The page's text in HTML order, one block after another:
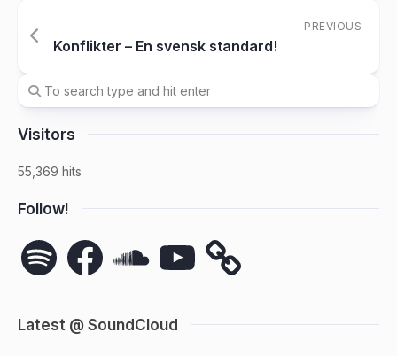
PREVIOUS
Konflikter – En svensk standard!
Visitors
55,369 hits
Follow!
Spotify Facebook YouTube
Latest @ SoundCloud